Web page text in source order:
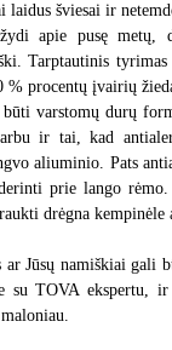
laidus šviesai ir
apie pusę metų,
Tarptautinis
% procentų įvairių
varstomų durų
ir tai, kad
aliuminio. Pats
prie lango
drėgna kempinėle
Jūsų namiškiai gali
su TOVA ekspertu,